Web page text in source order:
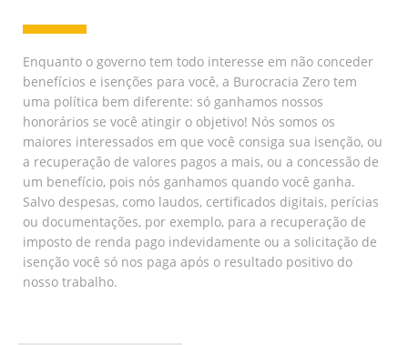
Enquanto o governo tem todo interesse em não conceder
benefícios e isenções para você, a Burocracia Zero tem
uma política bem diferente: só ganhamos nossos
honorários se você atingir o objetivo! Nós somos os
maiores interessados em que você consiga sua isenção, ou
a recuperação de valores pagos a mais, ou a concessão de
um benefício, pois nós ganhamos quando você ganha.
Salvo despesas, como laudos, certificados digitais, perícias
ou documentações, por exemplo, para a recuperação de
imposto de renda pago indevidamente ou a solicitação de
isenção você só nos paga após o resultado positivo do
nosso trabalho.